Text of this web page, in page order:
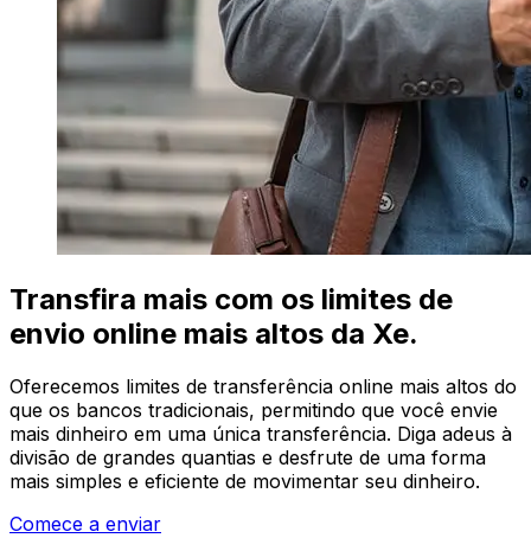
Transfira mais com os limites de
envio online mais altos da Xe.
Oferecemos limites de transferência online mais altos do
que os bancos tradicionais, permitindo que você envie
mais dinheiro em uma única transferência. Diga adeus à
divisão de grandes quantias e desfrute de uma forma
mais simples e eficiente de movimentar seu dinheiro.
Comece a enviar